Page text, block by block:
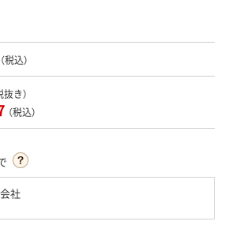
（税込）
抜き）
（税込）
社